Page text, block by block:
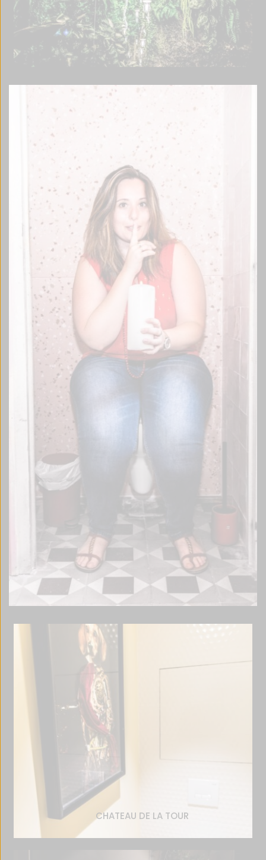
CHATEAU DE LA TOUR